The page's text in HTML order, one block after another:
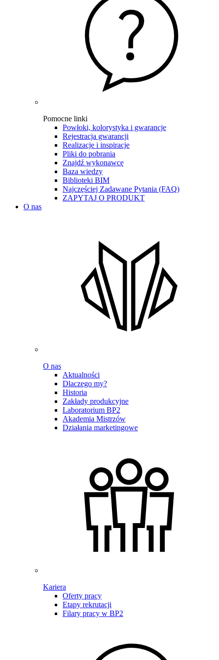
Pomocne linki
Powłoki, kolorystyka i gwarancje
Rejestracja gwarancji
Realizacje i inspiracje
Pliki do pobrania
Znajdź wykonawcę
Baza wiedzy
Biblioteki BIM
Najczęściej Zadawane Pytania (FAQ)
ZAPYTAJ O PRODUKT
O nas
O nas
Aktualności
Dlaczego my?
Historia
Zakłady produkcyjne
Laboratorium BP2
Akademia Mistrzów
Działania marketingowe
Kariera
Oferty pracy
Etapy rekrutacji
Filary pracy w BP2